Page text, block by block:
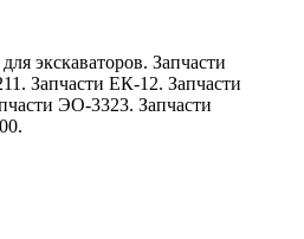
экскаваторов. Запчасти
Запчасти ЕК-12. Запчасти
ЭО-3323. Запчасти